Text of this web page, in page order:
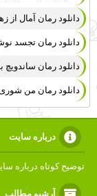
دانلود رمان آمال از
دانلود رمان تجسد
دانلود رمان
دانلود رمان من
درباره سایت
توضیح کوتاه درباره
آرشیو مطالب